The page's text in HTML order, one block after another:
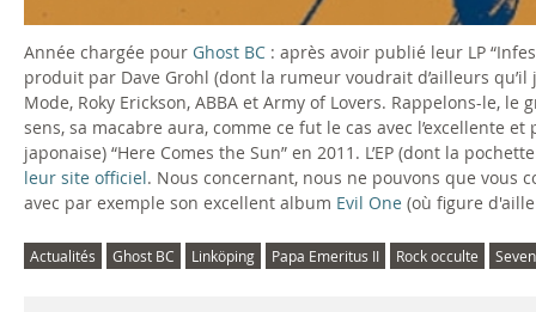
Année chargée pour Ghost BC : après avoir publié leur LP
produit par Dave Grohl (dont la rumeur voudrait d’ailleurs
Mode, Roky Erickson, ABBA et Army of Lovers. Rappelons-le,
sens, sa macabre aura, comme ce fut le cas avec l’excellente
japonaise) “Here Comes the Sun” en 2011. L’EP (dont la
leur site officiel. Nous concernant, nous ne pouvons que vous
avec par exemple son excellent album Evil One (où figure
Actualités Ghost BC Linköping Papa Emeritus II Rock occulte